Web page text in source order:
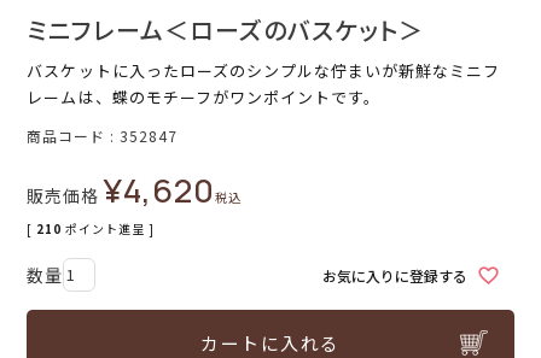
ミニフレーム＜ローズのバスケット＞
バスケットに入ったローズのシンプルな佇まいが新鮮なミニフ
レームは、蝶のモチーフがワンポイントです。
商品コード 352847
販売価格 ¥4,620税込
[ 210 ポイント進呈 ]
お気に入りに登録する
カートに入れる